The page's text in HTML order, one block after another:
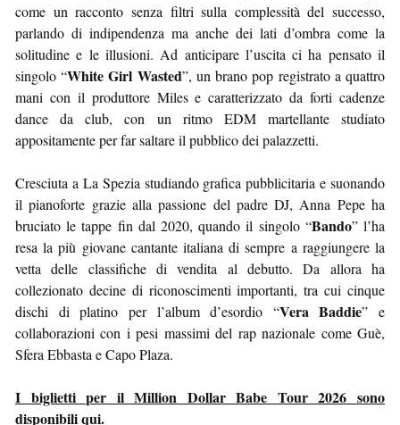
come un racconto senza filtri sulla complessità del successo,
parlando di indipendenza ma anche dei lati d’ombra come la
solitudine e le illusioni. Ad anticipare l’uscita ci ha pensato il
singolo “White Girl Wasted”, un brano pop registrato a quattro
mani con il produttore Miles e caratterizzato da forti cadenze
dance da club, con un ritmo EDM martellante studiato
appositamente per far saltare il pubblico dei palazzetti.
Cresciuta a La Spezia studiando grafica pubblicitaria e suonando
il pianoforte grazie alla passione del padre DJ, Anna Pepe ha
bruciato le tappe fin dal 2020, quando il singolo “Bando” l’ha
resa la più giovane cantante italiana di sempre a raggiungere la
vetta delle classifiche di vendita al debutto. Da allora ha
collezionato decine di riconoscimenti importanti, tra cui cinque
dischi di platino per l’album d’esordio “Vera Baddie” e
collaborazioni con i pesi massimi del rap nazionale come Guè,
Sfera Ebbasta e Capo Plaza.
I biglietti per il Million Dollar Babe Tour 2026 sono
disponibili qui.